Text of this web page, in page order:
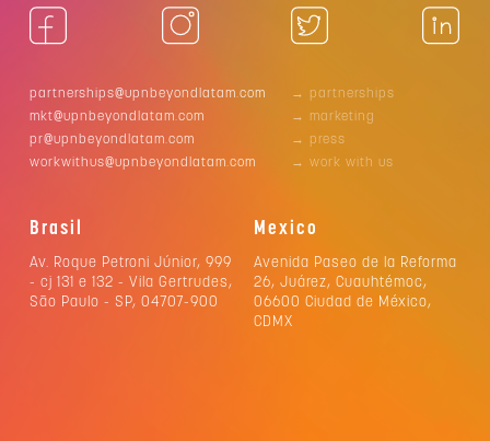
partnerships@upnbeyondlatam.com
→ partnerships
mkt@upnbeyondlatam.com
→ marketing
pr@upnbeyondlatam.com
→ press
workwithus@upnbeyondlatam.com
→ work with us
Brasil
Av. Roque Petroni Júnior, 999
- cj 131 e 132 - Vila Gertrudes,
São Paulo - SP, 04707-900
Mexico
Avenida Paseo de la Reforma
26, Juárez, Cuauhtémoc,
06600 Ciudad de México,
CDMX